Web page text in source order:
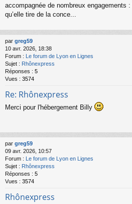
accompagnée de nombreux engagements
qu’elle tire de la conce...
par greg59
10 avr. 2026, 18:38
Forum : Le forum de Lyon en Lignes
Sujet : Rhônexpress
Réponses : 5
Vues : 3574
Re: Rhônexpress
Merci pour l'hébergement Billy
par greg59
09 avr. 2026, 10:57
Forum :
Le forum de Lyon en Lignes
Sujet : Rhônexpress
Réponses : 5
Vues : 3574
Rhônexpress